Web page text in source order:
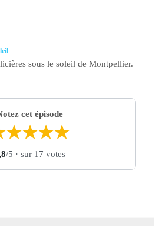
sous le soleil de Montpellier.
cet épisode
★★★★
/5 · sur 17 votes